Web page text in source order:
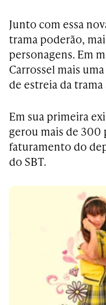
Junto com essa
trama poderão,
personagens. Em
Carrossel mais
de estreia da
Em sua primeira
gerou mais de
faturamento do
do SBT.